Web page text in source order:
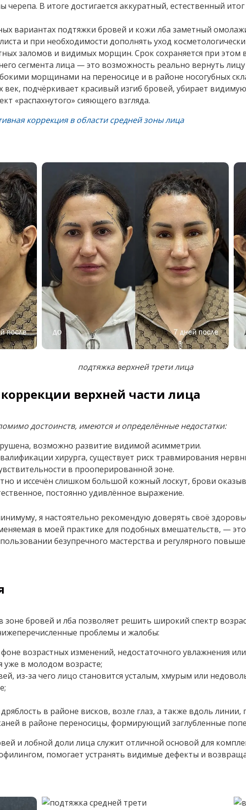
В итоге достигается аккуратный, естественный
вариантах подтяжки бровей и кожи лба заметный
и при необходимости дополнять уход
заломов и видимых морщин. Срок сохраняется при этом
сегмента лица — это возможность реально вернуть
морщинами на переносице и в районе носогубных
подчёркивает красивый изгиб бровей, убирает
«распахнутого» сияющего взгляда.
коррекция в области средней зоны лица
подтяжка верхней трети лица
верхней части лица
достоинств, имеются и определённые недостатки:
возможно развитие видимой асимметрии.
хирурга, существует риск травмирования
в прооперированной зоне.
и иссечён слишком большой кожный лоскут, брови
постоянно удивлённое выражение.
я настоятельно рекомендую доверять своё
в моей практике для подобных вмешательств, —
безупречного мастерства и регулярного
зоне бровей и лба позволяет решить широкий спектр
проблемы и жалобы:
возрастных изменений, недостаточного увлажнения или
в молодом возрасте;
из-за чего лицо становится усталым, хмурым или
в районе висков, возле глаз, а также вдоль линии,
в районе переносицы, формирующий заглубленные
и лобной доли лица служит отличной основой для
помогает устранять видимые дефекты и